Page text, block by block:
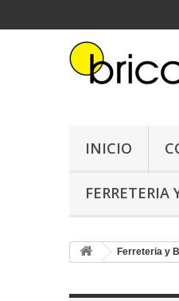
INICIO
FERRETERIA
Ferreteria y